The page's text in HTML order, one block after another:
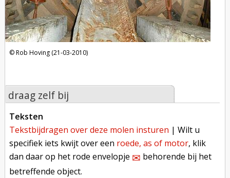
Rob Hoving (21-03-2010)
draag zelf bij
teksten
tekstbijdragen over deze molen insturen | Wilt u
specifiek iets kwijt over een roede, as of motor, klik
dan daar op het rode envelopje ✉︎ behorende bij het
betreffende object.